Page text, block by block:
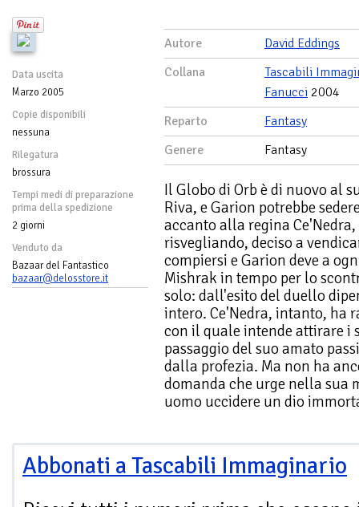
Data uscita
Marzo 2005
Copie disponibili
nessuna
Rilegatura
brossura
Tempi medi di preparazione
prima della spedizione
2 giorni
Venduto da
Bazaar del Fantastico
bazaar@delosstore.it
Autore
David Eddings
Collana
Tascabili
Fanucci 2004
Reparto
Fantasy
Genere
Fantasy
Il Globo di Orb è di nuovo al
Riva, e Garion potrebbe
accanto alla regina
risvegliando, deciso a
compiersi e Garion deve a
Mishrak in tempo per lo
solo: dall'esito del duello
intero. Ce'Nedra, intanto, ha
con il quale intende attirare i
passaggio del suo amato
dalla profezia. Ma non ha
domanda che urge nella sua
uomo uccidere un dio
Abbonati a Tascabili Immaginario